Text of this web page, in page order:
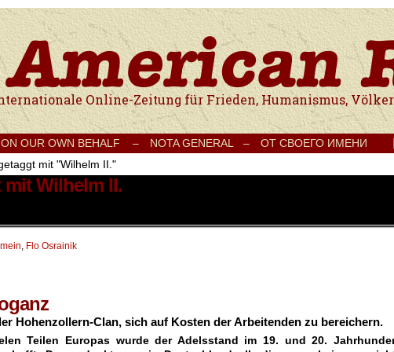
Onlinezeitung für Frieden, Humanismus, Völkerverständigung und
ON OUR OWN BEHALF – NOTA GENERAL – ОТ СВОЕГО ИМЕНИ
mit "Wilhelm II."
Wilhelm II.
, Flo Osrainik
Hohenzollern-Clan, sich auf Kosten der Arbeitenden zu bereichern.
Teilen Europas wurde der Adelsstand im 19. und 20.